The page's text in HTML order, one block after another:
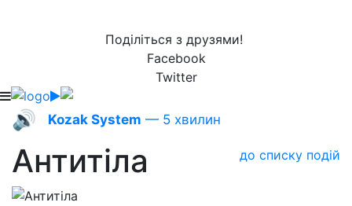
Поділіться з друзями!
Facebook
Twitter
🔊 Kozak System — 5 хвилин
Антитіла до списку подій